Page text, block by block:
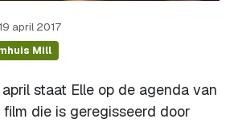
april 2017
Mill
staat Elle op de agenda van
film die is geregisseerd door